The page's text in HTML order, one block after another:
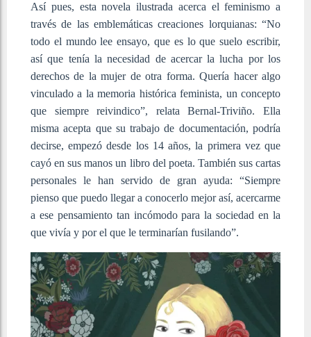
Así pues, esta novela ilustrada acerca el feminismo a
través de las emblemáticas creaciones lorquianas: “No
todo el mundo lee ensayo, que es lo que suelo escribir,
así que tenía la necesidad de acercar la lucha por los
derechos de la mujer de otra forma. Quería hacer algo
vinculado a la memoria histórica feminista, un concepto
que siempre reivindico”, relata Bernal-Triviño. Ella
misma acepta que su trabajo de documentación, podría
decirse, empezó desde los 14 años, la primera vez que
cayó en sus manos un libro del poeta. También sus cartas
personales le han servido de gran ayuda: “Siempre
pienso que puedo llegar a conocerlo mejor así, acercarme
a ese pensamiento tan incómodo para la sociedad en la
que vivía y por el que le terminarían fusilando”.